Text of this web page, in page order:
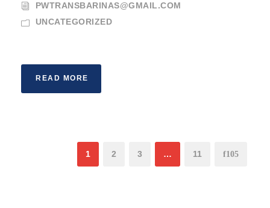
PWTRANSBARINAS@GMAIL.COM
UNCATEGORIZED
READ MORE
1 2 3 … 11